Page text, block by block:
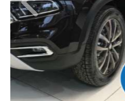
Previous